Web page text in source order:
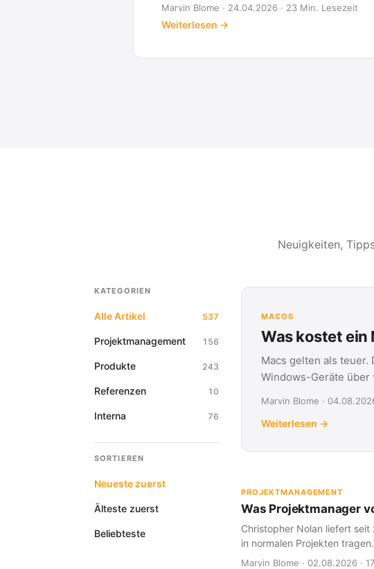
Marvin Blome · 24.04.2026 · 23 Min. Lesezeit
Neuigkeiten,
KATEGORIEN
Alle Artikel 537
Projektmanagement 156
Produkte 243
Referenzen 10
Interna 76
SORTIEREN
Neueste zuerst
Älteste zuerst
Beliebteste
MACOS
Was kostet ein
Macs gelten als teuer.
Windows-Geräte über
Marvin Blome ·
Weiterlesen →
PROJEKTMANAGEMENT
Was Projektmanager
Christopher Nolan liefert
in normalen Projekten tragen.
Marvin Blome · 02.08.2026 ·